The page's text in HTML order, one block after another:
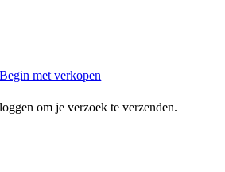
Begin met verkopen
om je verzoek te verzenden.